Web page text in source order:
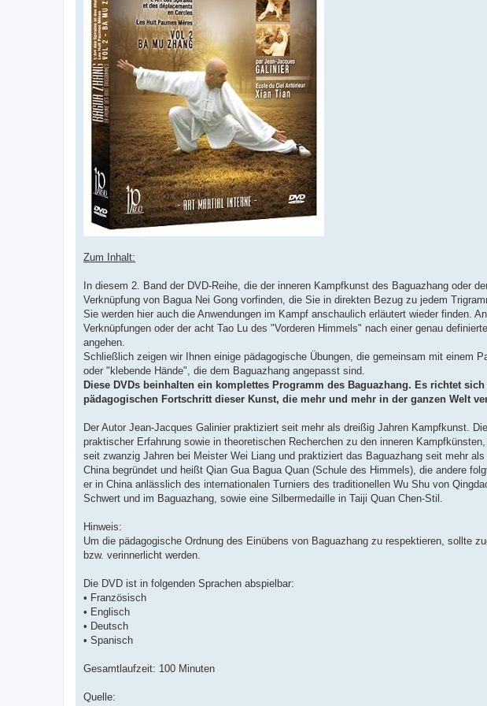
Zum Inhalt:
In diesem 2. Band der DVD-Reihe, die der inneren Kampfkunst des Baguazhang oder
Verknüpfung von Bagua Nei Gong vorfinden, die Sie in direkten Bezug zu jedem
Sie werden hier auch die Anwendungen im Kampf anschaulich erläutert wieder finden.
Verknüpfungen oder der acht Tao Lu des "Vorderen Himmels" nach einer genau
angehen.
Schließlich zeigen wir Ihnen einige pädagogische Übungen, die gemeinsam mit einem
oder "klebende Hände", die dem Baguazhang angepasst sind.
Diese DVDs beinhalten ein komplettes Programm des Baguazhang. Es richtet
pädagogischen Fortschritt dieser Kunst, die mehr und mehr in der ganzen Welt
Der Autor Jean-Jacques Galinier praktiziert seit mehr als dreißig Jahren Kampfkunst.
praktischer Erfahrung sowie in theoretischen Recherchen zu den inneren
seit zwanzig Jahren bei Meister Wei Liang und praktiziert das Baguazhang seit mehr
China begründet und heißt Qian Gua Bagua Quan (Schule des Himmels), die andere
er in China anlässlich des internationalen Turniers des traditionellen Wu Shu von
Schwert und im Baguazhang, sowie eine Silbermedaille in Taiji Quan Chen-Stil.
Hinweis:
Um die pädagogische Ordnung des Einübens von Baguazhang zu respektieren, sollte
bzw. verinnerlicht werden.
Die DVD ist in folgenden Sprachen abspielbar:
• Französisch
• Englisch
• Deutsch
• Spanisch
Gesamtlaufzeit: 100 Minuten
Quelle: